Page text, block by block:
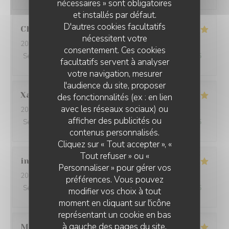
nécessaires » sont obligatoires
et installés par défaut.
D'autres cookies facultatifs
nécessitent votre
consentement. Ces cookies
facultatifs servent à analyser
votre navigation, mesurer
l'audience du site, proposer
des fonctionnalités (ex : en lien
avec les réseaux sociaux) ou
afficher des publicités ou
contenus personnalisés.
Cliquez sur « Tout accepter », «
Tout refuser » ou «
Personnaliser » pour gérer vos
préférences. Vous pouvez
modifier vos choix à tout
moment en cliquant sur l'icône
représentant un cookie en bas
à gauche des pages du site.
Christian J
2026-08-09
- 12:30 - Couverts 2
Service
Ambiance: 5 /5 Cuisine: 5/5 Qualité / Prix /5
Xavier
2026-08-07
- 19:30 - Couverts 6
Service
Ambiance: 5/5 Cuisine:5/5 Qualité / Prix /5
ingrid
2026-08-08
- 19:00 - Couverts 2
Service
Ambiance:5/5 Cuisine: 5/5 Qualité / Prix /5
Martin en Christa V
L'AILE ET LA CUISSE